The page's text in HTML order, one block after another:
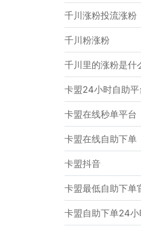
千川涨粉投流涨粉
千川粉涨粉
千川里的涨粉是什
卡盟24小时自助平
卡盟在线秒单平台
卡盟在线自助下单
卡盟抖音
卡盟最低自助下单
卡盟自助下单24小